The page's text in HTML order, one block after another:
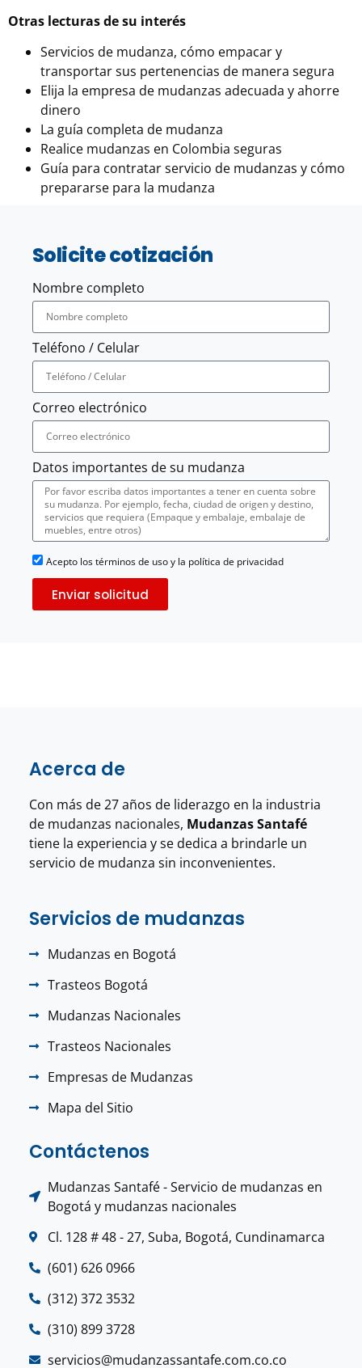
Otras lecturas de su interés
Servicios de mudanza, cómo empacar y
transportar sus pertenencias de manera segura
Elija la empresa de mudanzas adecuada y ahorre
dinero
La guía completa de mudanza
Realice mudanzas en Colombia seguras
Guía para contratar servicio de mudanzas y cómo
prepararse para la mudanza
Solicite cotización
Nombre completo
Teléfono / Celular
Correo electrónico
Datos importantes de su mudanza
Acepto los términos de uso y la política de privacidad
Enviar solicitud
Acerca de
Con más de 27 años de liderazgo en la industria
de mudanzas nacionales, Mudanzas Santafé
tiene la experiencia y se dedica a brindarle un
servicio de mudanza sin inconvenientes.
Servicios de mudanzas
Mudanzas en Bogotá
Trasteos Bogotá
Mudanzas Nacionales
Trasteos Nacionales
Empresas de Mudanzas
Mapa del Sitio
Contáctenos
Mudanzas Santafé - Servicio de mudanzas en
Bogotá y mudanzas nacionales
Cl. 128 # 48 - 27, Suba, Bogotá, Cundinamarca
(601) 626 0966
(312) 372 3532
(310) 899 3728
servicios@mudanzassantafe.com.co.co